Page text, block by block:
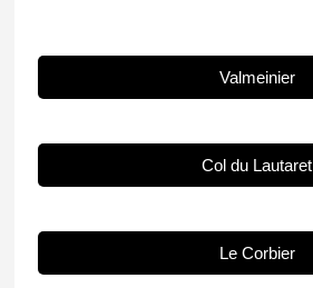
Valmeinier
Col du Lautaret
Le Corbier